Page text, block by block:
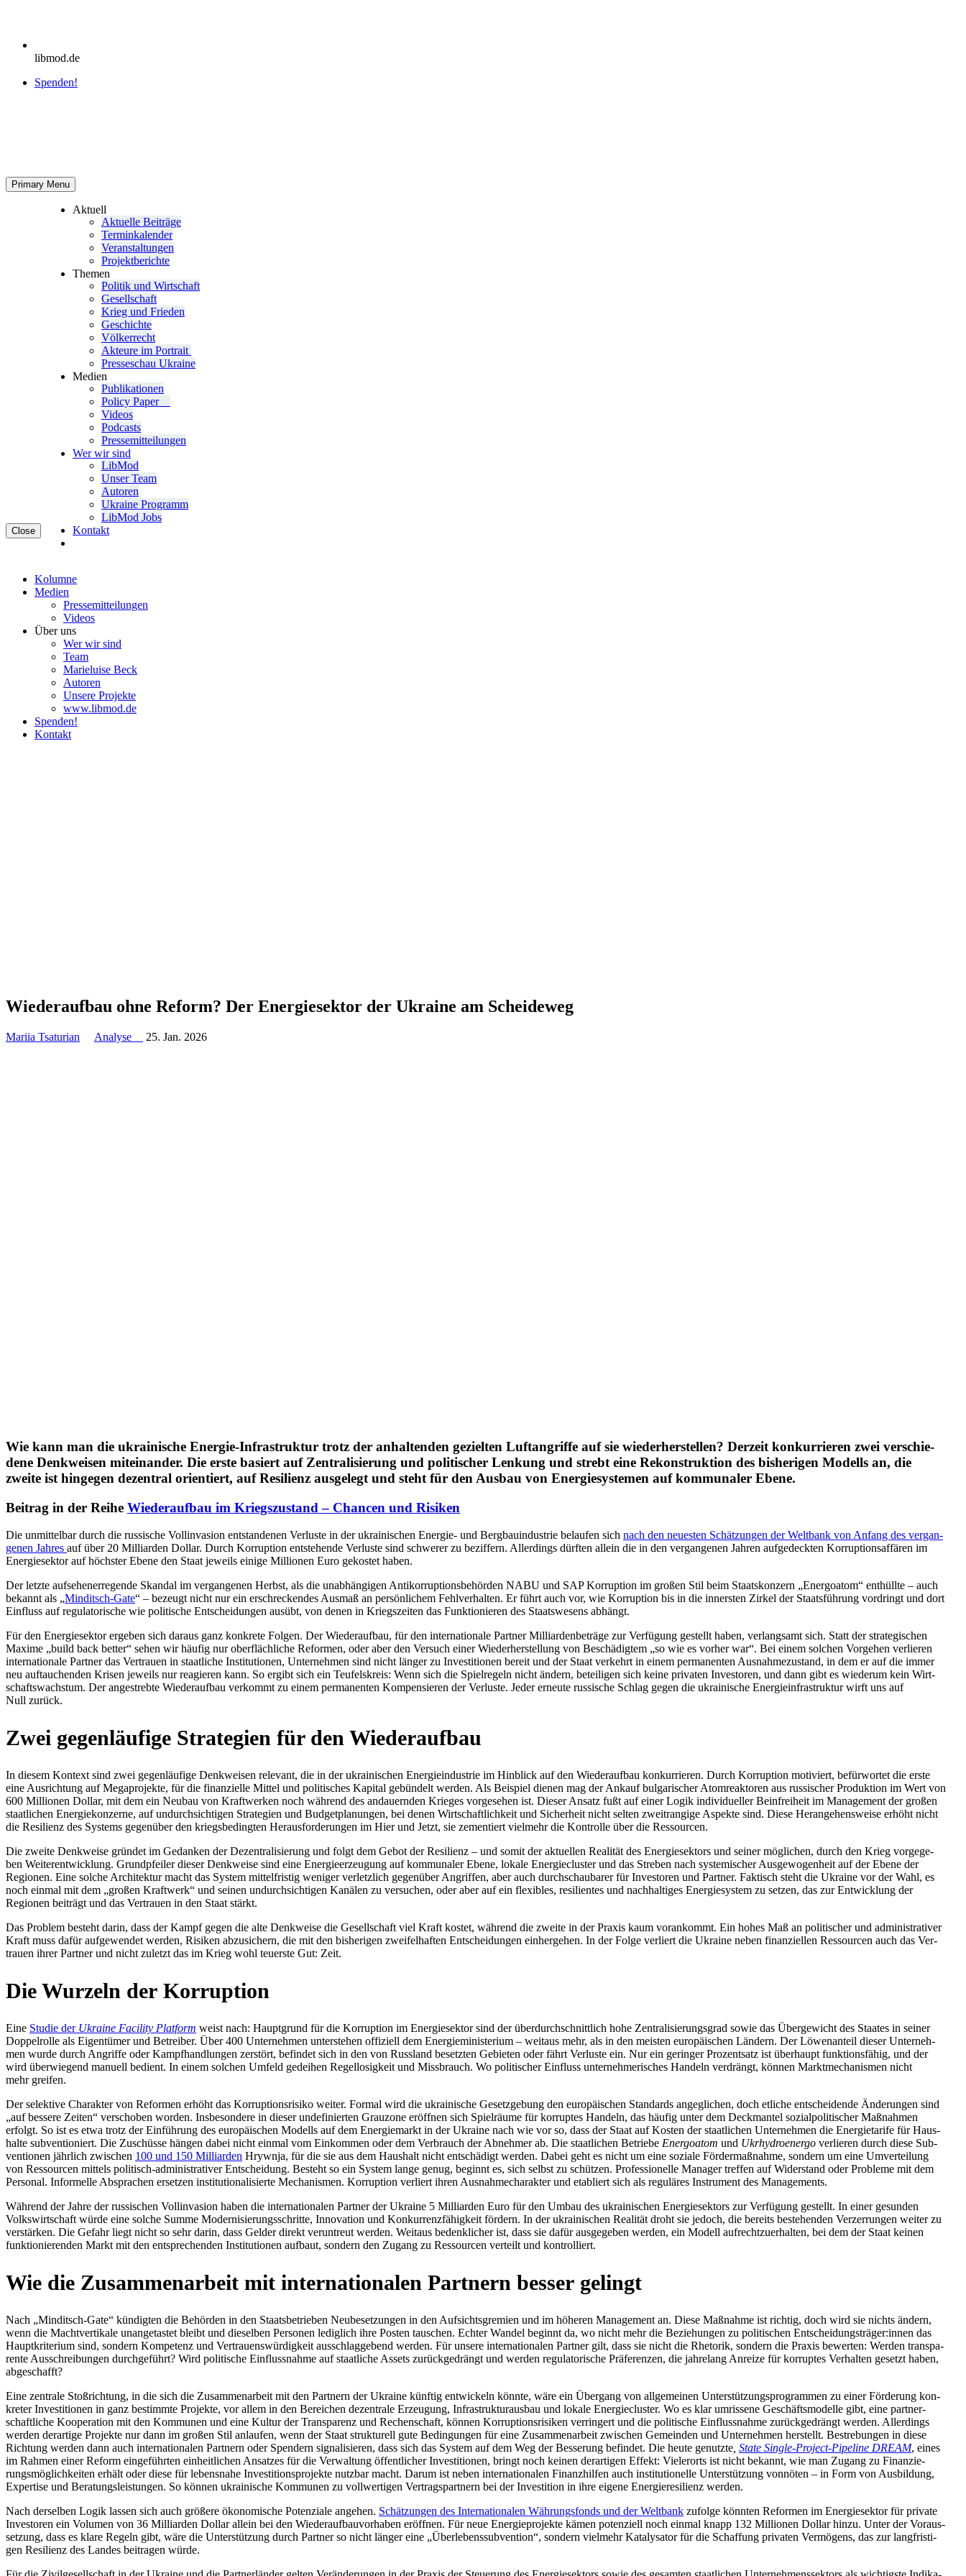
libmod.de
Spenden!
Primary Menu
Close
Aktuell
Aktu­elle Beiträge
Ter­min­ka­len­der
Ver­an­stal­tun­gen
Pro­jekt­be­richte
Themen
Politik und Wirtschaft
Gesell­schaft
Krieg und Frieden
Geschichte
Völ­ker­recht
Akteure im Portrait
Pres­se­schau Ukraine
Medien
Publi­ka­tio­nen
Policy Paper
Videos
Pod­casts
Pres­se­mit­tei­lun­gen
Wer wir sind
LibMod
Unser Team
Autoren
Ukraine Pro­gramm
LibMod Jobs
Kontakt
Kolumne
Medien
Pres­se­mit­tei­lun­gen
Videos
Über uns
Wer wir sind
Team
Marie­luise Beck
Autoren
Unsere Pro­jekte
www.libmod.de
Spenden!
Kontakt
Wie­der­auf­bau ohne Reform? Der Ener­gie­sek­tor der Ukraine am Scheideweg
Mariia Tsaturian Analyse 25. Jan. 2026
Wie kann man die ukrai­ni­sche Energie-Infra­struk­tur trotz der anhal­ten­den geziel­ten Luft­an­griffe auf sie wie­der­her­stel­len? Derzeit kon­kur­rie­ren zwei ver­schie­
dene Denk­wei­sen mit­ein­an­der. Die erste basiert auf Zen­tra­li­sie­rung und poli­ti­scher Lenkung und strebt eine Rekon­struk­tion des bis­he­ri­gen Modells an, die
zweite ist hin­ge­gen dezen­tral ori­en­tiert, auf Resi­li­enz aus­ge­legt und steht für den Ausbau von Ener­gie­sys­te­men auf kom­mu­na­ler Ebene.
Beitrag in der Reihe Wie­der­auf­bau im Kriegs­zu­stand – Chancen und Risiken
Die unmit­tel­bar durch die rus­si­sche Voll­in­va­sion ent­stan­de­nen Ver­luste in der ukrai­ni­schen Energie- und Berg­bau­in­dus­trie belau­fen sich nach den neu­es­ten Schät­zun­gen der Welt­bank von Anfang des ver­gan­
ge­nen Jahres auf über 20 Mil­li­ar­den Dollar. Durch Kor­rup­tion ent­ste­hende Ver­luste sind schwe­rer zu bezif­fern. Aller­dings dürften allein die in den ver­gan­ge­nen Jahren auf­ge­deck­ten Kor­rup­ti­ons­af­fä­ren im
Ener­gie­sek­tor auf höchs­ter Ebene den Staat jeweils einige Mil­lio­nen Euro gekos­tet haben.
Der letzte auf­se­hen­er­re­gende Skandal im ver­gan­ge­nen Herbst, als die unab­hän­gi­gen Anti­kor­rup­ti­ons­be­hör­den NABU und SAP Kor­rup­tion im großen Stil beim Staats­kon­zern „Energ­oatom“ ent­hüllte – auch
bekannt als „Min­dit­sch-Gate“ – bezeugt nicht nur ein erschre­cken­des Ausmaß an per­sön­li­chem Fehl­ver­hal­ten. Er führt auch vor, wie Kor­rup­tion bis in die inners­ten Zirkel der Staats­füh­rung vor­dringt und dort
Ein­fluss auf regu­la­to­ri­sche wie poli­ti­sche Ent­schei­dun­gen ausübt, von denen in Kriegs­zei­ten das Funk­tio­nie­ren des Staats­we­sens abhängt.
Für den Ener­gie­sek­tor ergeben sich daraus ganz kon­krete Folgen. Der Wie­der­auf­bau, für den inter­na­tio­nale Partner Mil­li­ar­den­be­träge zur Ver­fü­gung gestellt haben, ver­lang­samt sich. Statt der stra­te­gi­schen
Maxime „build back better“ sehen wir häufig nur ober­fläch­li­che Refor­men, oder aber den Versuch einer Wie­der­her­stel­lung von Beschä­dig­tem „so wie es vorher war“. Bei einem solchen Vor­ge­hen ver­lie­ren
inter­na­tio­nale Partner das Ver­trauen in staat­li­che Insti­tu­tio­nen, Unter­neh­men sind nicht länger zu Inves­ti­tio­nen bereit und der Staat ver­kehrt in einem per­ma­nen­ten Aus­nah­me­zu­stand, in dem er auf die immer
neu auf­tau­chen­den Krisen jeweils nur reagie­ren kann. So ergibt sich ein Teu­fels­kreis: Wenn sich die Spiel­re­geln nicht ändern, betei­li­gen sich keine pri­va­ten Inves­to­ren, und dann gibt es wie­derum kein Wirt­
schafts­wachs­tum. Der ange­strebte Wie­der­auf­bau ver­kommt zu einem per­ma­nen­ten Kom­pen­sie­ren der Ver­luste. Jeder erneute rus­si­sche Schlag gegen die ukrai­ni­sche Ener­gie­infra­struk­tur wirft uns auf
Null zurück.
Zwei gegen­läu­fige Stra­te­gien für den Wiederaufbau
In diesem Kontext sind zwei gegen­läu­fige Denk­wei­sen rele­vant, die in der ukrai­ni­schen Ener­gie­in­dus­trie im Hin­blick auf den Wie­der­auf­bau kon­kur­rie­ren. Durch Kor­rup­tion moti­viert, befür­wor­tet die erste
eine Aus­rich­tung auf Mega­pro­jekte, für die finan­zi­elle Mittel und poli­ti­sches Kapital gebün­delt werden. Als Bei­spiel dienen mag der Ankauf bul­ga­ri­scher Atom­re­ak­to­ren aus rus­si­scher Pro­duk­tion im Wert von
600 Mil­lio­nen Dollar, mit dem ein Neubau von Kraft­wer­ken noch während des andau­ern­den Krieges vor­ge­se­hen ist. Dieser Ansatz fußt auf einer Logik indi­vi­du­el­ler Bein­frei­heit im Manage­ment der großen
staat­li­chen Ener­gie­kon­zerne, auf undurch­sich­ti­gen Stra­te­gien und Bud­get­pla­nun­gen, bei denen Wirt­schaft­lich­keit und Sicher­heit nicht selten zweit­ran­gige Aspekte sind. Diese Her­an­ge­hens­weise erhöht nicht
die Resi­li­enz des Systems gegen­über den kriegs­be­ding­ten Her­aus­for­de­run­gen im Hier und Jetzt, sie zemen­tiert viel­mehr die Kon­trolle über die Ressourcen.
Die zweite Denk­weise gründet im Gedan­ken der Dezen­tra­li­sie­rung und folgt dem Gebot der Resi­li­enz – und somit der aktu­el­len Rea­li­tät des Ener­gie­sek­tors und seiner mög­li­chen, durch den Krieg vor­ge­ge­
ben Wei­ter­ent­wick­lung. Grund­pfei­ler dieser Denk­weise sind eine Ener­gie­er­zeu­gung auf kom­mu­na­ler Ebene, lokale Ener­gie­clus­ter und das Streben nach sys­te­mi­scher Aus­ge­wo­gen­heit auf der Ebene der
Regio­nen. Eine solche Archi­tek­tur macht das System mit­tel­fris­tig weniger ver­letz­lich gegen­über Angrif­fen, aber auch durch­schau­ba­rer für Inves­to­ren und Partner. Fak­tisch steht die Ukraine vor der Wahl, es
noch einmal mit dem „großen Kraft­werk“ und seinen undurch­sich­ti­gen Kanälen zu ver­su­chen, oder aber auf ein fle­xi­bles, resi­li­en­tes und nach­hal­ti­ges Ener­gie­sys­tem zu setzen, das zur Ent­wick­lung der
Regio­nen bei­trägt und das Ver­trauen in den Staat stärkt.
Das Problem besteht darin, dass der Kampf gegen die alte Denk­weise die Gesell­schaft viel Kraft kostet, während die zweite in der Praxis kaum vor­an­kommt. Ein hohes Maß an poli­ti­scher und admi­nis­tra­ti­ver
Kraft muss dafür auf­ge­wen­det werden, Risiken abzu­si­chern, die mit den bis­he­ri­gen zwei­fel­haf­ten Ent­schei­dun­gen ein­her­ge­hen. In der Folge ver­liert die Ukraine neben finan­zi­el­len Res­sour­cen auch das Ver­
trauen ihrer Partner und nicht zuletzt das im Krieg wohl teu­erste Gut: Zeit.
Die Wurzeln der Korruption
Eine Studie der Ukraine Faci­lity Plat­form weist nach: Haupt­grund für die Kor­rup­tion im Ener­gie­sek­tor sind der über­durch­schnitt­lich hohe Zen­tra­li­sie­rungs­grad sowie das Über­ge­wicht des Staates in seiner
Dop­pel­rolle als Eigen­tü­mer und Betrei­ber. Über 400 Unter­neh­men unter­ste­hen offi­zi­ell dem Ener­gie­mi­nis­te­rium – weitaus mehr, als in den meisten euro­päi­schen Ländern. Der Löwen­an­teil dieser Unter­neh­
men wurde durch Angriffe oder Kampf­hand­lun­gen zer­stört, befin­det sich in den von Russ­land besetz­ten Gebie­ten oder fährt Ver­luste ein. Nur ein gerin­ger Pro­zent­satz ist über­haupt funk­ti­ons­fä­hig, und der
wird über­wie­gend manuell bedient. In einem solchen Umfeld gedei­hen Regel­lo­sig­keit und Miss­brauch. Wo poli­ti­scher Ein­fluss unter­neh­me­ri­sches Handeln ver­drängt, können Markt­me­cha­nis­men nicht
mehr greifen.
Der selek­tive Cha­rak­ter von Refor­men erhöht das Kor­rup­ti­ons­ri­siko weiter. Formal wird die ukrai­ni­sche Gesetz­ge­bung den euro­päi­schen Stan­dards ange­gli­chen, doch etliche ent­schei­dende Ände­run­gen sind
„auf bessere Zeiten“ ver­scho­ben worden. Ins­be­son­dere in dieser unde­fi­nier­ten Grau­zone eröff­nen sich Spiel­räume für kor­rup­tes Handeln, das häufig unter dem Deck­man­tel sozi­al­po­li­ti­scher Maß­nah­men
erfolgt. So ist es etwa trotz der Ein­füh­rung des euro­päi­schen Modells auf dem Ener­gie­markt in der Ukraine nach wie vor so, dass der Staat auf Kosten der staat­li­chen Unter­neh­men die Ener­gie­ta­rife für Haus­
halte sub­ven­tio­niert. Die Zuschüsse hängen dabei nicht einmal vom Ein­kom­men oder dem Ver­brauch der Abneh­mer ab. Die staat­li­chen Betriebe Energ­oatom und Ukrhy­dro­en­ergo ver­lie­ren durch diese Sub­
ven­tio­nen jähr­lich zwi­schen 100 und 150 Mil­li­ar­den Hrywnja, für die sie aus dem Haus­halt nicht ent­schä­digt werden. Dabei geht es nicht um eine soziale För­der­maß­nahme, sondern um eine Umver­tei­lung
von Res­sour­cen mittels poli­tisch-admi­nis­tra­ti­ver Ent­schei­dung. Besteht so ein System lange genug, beginnt es, sich selbst zu schüt­zen. Pro­fes­sio­nelle Manager treffen auf Wider­stand oder Pro­bleme mit dem
Per­so­nal. Infor­melle Abspra­chen erset­zen insti­tu­tio­na­li­sierte Mecha­nis­men. Kor­rup­tion ver­liert ihren Aus­nah­me­cha­rak­ter und eta­bliert sich als regu­lä­res Instru­ment des Managements.
Während der Jahre der rus­si­schen Voll­in­va­sion haben die inter­na­tio­na­len Partner der Ukraine 5 Mil­li­ar­den Euro für den Umbau des ukrai­ni­schen Ener­gie­sek­tors zur Ver­fü­gung gestellt. In einer gesun­den
Volks­wirt­schaft würde eine solche Summe Moder­ni­sie­rungs­schritte, Inno­va­tion und Kon­kur­renz­fä­hig­keit fördern. In der ukrai­ni­schen Rea­li­tät droht sie jedoch, die bereits bestehen­den Ver­zer­run­gen weiter zu
ver­stär­ken. Die Gefahr liegt nicht so sehr darin, dass Gelder direkt ver­un­treut werden. Weitaus bedenk­li­cher ist, dass sie dafür aus­ge­ge­ben werden, ein Modell auf­recht­zu­er­hal­ten, bei dem der Staat keinen
funk­tio­nie­ren­den Markt mit den ent­spre­chen­den Insti­tu­tio­nen aufbaut, sondern den Zugang zu Res­sour­cen ver­teilt und kontrolliert.
Wie die Zusam­men­ar­beit mit inter­na­tio­na­len Part­nern besser gelingt
Nach „Min­dit­sch-Gate“ kün­dig­ten die Behör­den in den Staats­be­trie­ben Neu­be­set­zun­gen in den Auf­sichts­gre­mien und im höheren Manage­ment an. Diese Maß­nahme ist richtig, doch wird sie nichts ändern,
wenn die Macht­ver­ti­kale unan­ge­tas­tet bleibt und die­sel­ben Per­so­nen ledig­lich ihre Posten tau­schen. Echter Wandel beginnt da, wo nicht mehr die Bezie­hun­gen zu poli­ti­schen Entscheidungsträger:innen das
Haupt­kri­te­rium sind, sondern Kom­pe­tenz und Ver­trau­ens­wür­dig­keit aus­schlag­ge­bend werden. Für unsere inter­na­tio­na­len Partner gilt, dass sie nicht die Rhe­to­rik, sondern die Praxis bewer­ten: Werden trans­pa­
rente Aus­schrei­bun­gen durch­ge­führt? Wird poli­ti­sche Ein­fluss­nahme auf staat­li­che Assets zurück­ge­drängt und werden regu­la­to­ri­sche Prä­fe­ren­zen, die jah­re­lang Anreize für kor­rup­tes Ver­hal­ten gesetzt haben,
abgeschafft?
Eine zen­trale Stoß­rich­tung, in die sich die Zusam­men­ar­beit mit den Part­nern der Ukraine künftig ent­wi­ckeln könnte, wäre ein Über­gang von all­ge­mei­nen Unter­stüt­zungs­pro­gram­men zu einer För­de­rung kon­
kre­ter Inves­ti­tio­nen in ganz bestimmte Pro­jekte, vor allem in den Berei­chen dezen­trale Erzeu­gung, Infra­struk­tur­aus­bau und lokale Ener­gie­clus­ter. Wo es klar umris­sene Geschäfts­mo­delle gibt, eine part­ner­
schaft­li­che Koope­ra­tion mit den Kom­mu­nen und eine Kultur der Trans­pa­renz und Rechen­schaft, können Kor­rup­ti­ons­ri­si­ken ver­rin­gert und die poli­ti­sche Ein­fluss­nahme zurück­ge­drängt werden. Aller­dings
werden der­ar­tige Pro­jekte nur dann im großen Stil anlau­fen, wenn der Staat struk­tu­rell gute Bedin­gun­gen für eine Zusam­men­ar­beit zwi­schen Gemein­den und Unter­neh­men her­stellt. Bestre­bun­gen in diese
Rich­tung werden dann auch inter­na­tio­na­len Part­nern oder Spen­dern signa­li­sie­ren, dass sich das System auf dem Weg der Bes­se­rung befin­det. Die heute genutzte State Single-Project-Pipe­line DREAM, eines
im Rahmen einer Reform ein­ge­führ­ten ein­heit­li­chen Ansat­zes für die Ver­wal­tung öffent­li­cher Inves­ti­tio­nen, bringt noch keinen der­ar­ti­gen Effekt: Vie­ler­orts ist nicht bekannt, wie man Zugang zu Finan­zie­
rungs­mög­lich­kei­ten erhält oder diese für lebens­nahe Inves­ti­ti­ons­pro­jekte nutzbar macht. Darum ist neben inter­na­tio­na­len Finanz­hil­fen auch insti­tu­tio­nelle Unter­stüt­zung von­nö­ten – in Form von Aus­bil­dung,
Exper­tise und Bera­tungs­leis­tun­gen. So können ukrai­ni­sche Kom­mu­nen zu voll­wer­ti­gen Ver­trags­part­nern bei der Inves­ti­tion in ihre eigene Ener­gie­re­si­li­enz werden.
Nach der­sel­ben Logik lassen sich auch größere öko­no­mi­sche Poten­ziale angehen. Schät­zun­gen des Inter­na­tio­na­len Wäh­rungs­fonds und der Welt­bank zufolge könnten Refor­men im Ener­gie­sek­tor für private
Inves­to­ren ein Volumen von 36 Mil­li­ar­den Dollar allein bei den Wie­der­auf­bau­vor­ha­ben eröff­nen. Für neue Ener­gie­pro­jekte kämen poten­zi­ell noch einmal knapp 132 Mil­lio­nen Dollar hinzu. Unter der Vor­aus­
set­zung, dass es klare Regeln gibt, wäre die Unter­stüt­zung durch Partner so nicht länger eine „Über­le­bens­sub­ven­tion“, sondern viel­mehr Kata­ly­sa­tor für die Schaf­fung pri­va­ten Ver­mö­gens, das zur lang­fris­ti­
gen Resi­li­enz des Landes bei­tra­gen würde.